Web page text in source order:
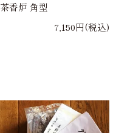
茶香炉 角型
7,150円(税込)